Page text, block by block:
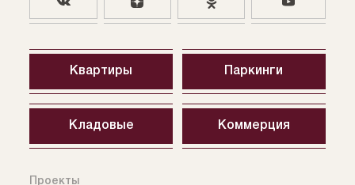
Квартиры Паркинги
Кладовые Коммерция
Проекты